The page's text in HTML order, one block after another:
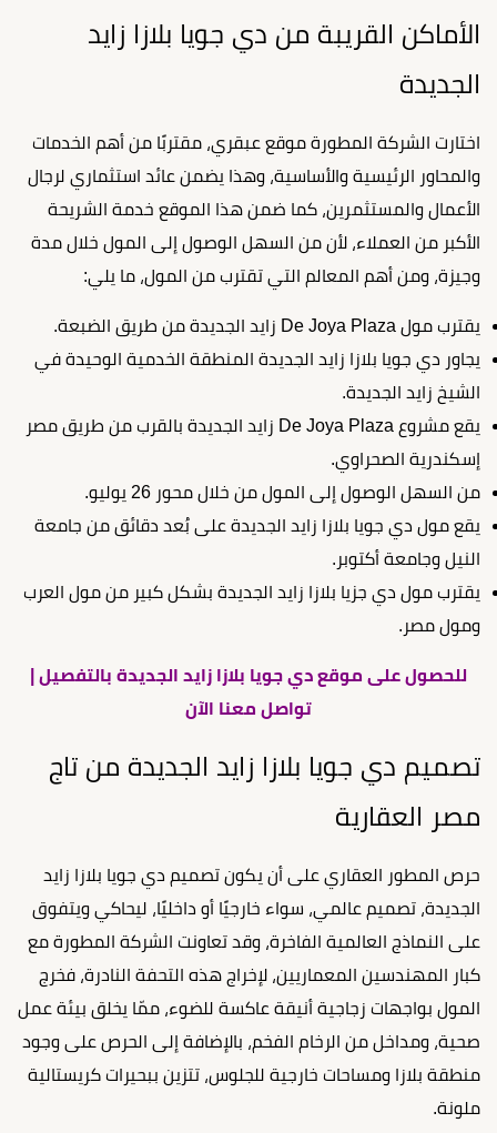
الأماكن القريبة من دي جويا بلازا زايد
الجديدة
اختارت الشركة المطورة موقع عبقري، مقتربًا من أهم الخدمات
والمحاور الرئيسية والأساسية، وهذا يضمن عائد استثماري لرجال
الأعمال والمستثمرين، كما ضمن هذا الموقع خدمة الشريحة
الأكبر من العملاء، لأن من السهل الوصول إلى المول خلال مدة
وجيزة، ومن أهم المعالم التي تقترب من المول، ما يلي:
يقترب مول De Joya Plaza زايد الجديدة من طريق الضبعة.
يجاور دي جويا بلازا زايد الجديدة المنطقة الخدمية الوحيدة في
الشيخ زايد الجديدة.
يقع مشروع De Joya Plaza زايد الجديدة بالقرب من طريق مصر
إسكندرية الصحراوي.
من السهل الوصول إلى المول من خلال محور 26 يوليو.
يقع مول دي جويا بلازا زايد الجديدة على بُعد دقائق من جامعة
النيل وجامعة أكتوبر.
يقترب مول دي جزيا بلازا زايد الجديدة بشكل كبير من مول العرب
ومول مصر.
للحصول على موقع دي جويا بلازا زايد الجديدة بالتفصيل |
تواصل معنا الآن
تصميم دي جويا بلازا زايد الجديدة من تاج
مصر العقارية
حرص المطور العقاري على أن يكون تصميم دي جويا بلازا زايد
الجديدة، تصميم عالمي، سواء خارجيًا أو داخليًا، ليحاكي ويتفوق
على النماذج العالمية الفاخرة، وقد تعاونت الشركة المطورة مع
كبار المهندسين المعماريين، لإخراج هذه التحفة النادرة، فخرج
المول بواجهات زجاجية أنيقة عاكسة للضوء، ممّا يخلق بيئة عمل
صحية، ومداخل من الرخام الفخم، بالإضافة إلى الحرص على وجود
منطقة بلازا ومساحات خارجية للجلوس، تتزين ببحيرات كريستالية
ملونة.